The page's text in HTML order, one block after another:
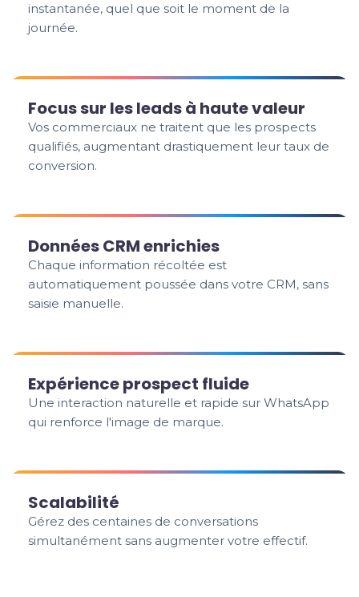
instantanée, quel que soit le moment de la
journée.
Focus sur les leads à haute valeur
Vos commerciaux ne traitent que les prospects
qualifiés, augmentant drastiquement leur taux de
conversion.
Données CRM enrichies
Chaque information récoltée est
automatiquement poussée dans votre CRM, sans
saisie manuelle.
Expérience prospect fluide
Une interaction naturelle et rapide sur WhatsApp
qui renforce l'image de marque.
Scalabilité
Gérez des centaines de conversations
simultanément sans augmenter votre effectif.